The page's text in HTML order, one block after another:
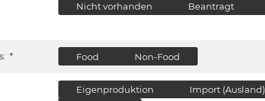
Nicht vorhanden Beantragt
* Food Non-Food
Eigenproduktion Import (Ausland)